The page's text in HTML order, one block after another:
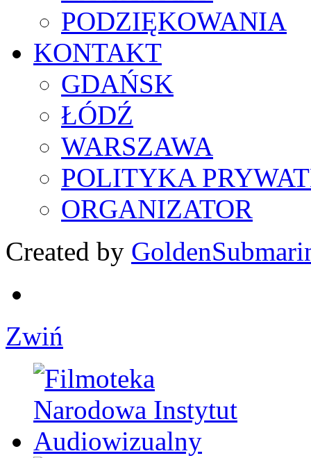
PODZIĘKOWANIA
KONTAKT
GDAŃSK
ŁÓDŹ
WARSZAWA
POLITYKA
ORGANIZATOR
Created by
Zwiń